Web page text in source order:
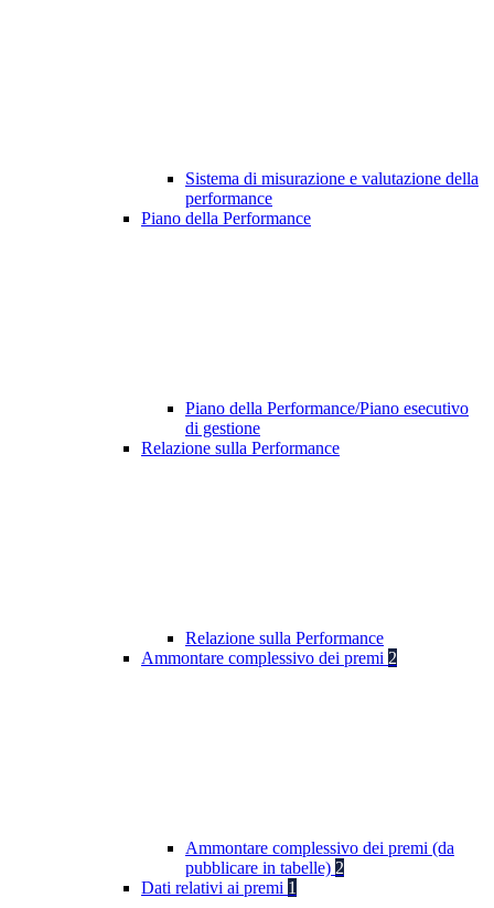
Sistema di misurazione e valutazione della
performance
Piano della Performance
Piano della Performance/Piano esecutivo
di gestione
Relazione sulla Performance
Relazione sulla Performance
Ammontare complessivo dei premi 2
Ammontare complessivo dei premi (da
pubblicare in tabelle) 2
Dati relativi ai premi 1